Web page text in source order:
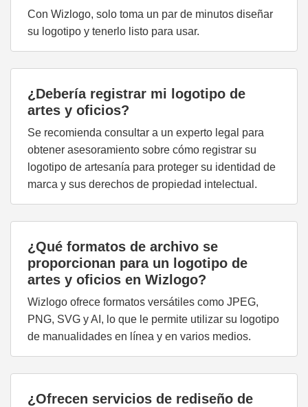
Con Wizlogo, solo toma un par de minutos diseñar
su logotipo y tenerlo listo para usar.
¿Debería registrar mi logotipo de
artes y oficios?
Se recomienda consultar a un experto legal para
obtener asesoramiento sobre cómo registrar su
logotipo de artesanía para proteger su identidad de
marca y sus derechos de propiedad intelectual.
¿Qué formatos de archivo se
proporcionan para un logotipo de
artes y oficios en Wizlogo?
Wizlogo ofrece formatos versátiles como JPEG,
PNG, SVG y AI, lo que le permite utilizar su logotipo
de manualidades en línea y en varios medios.
¿Ofrecen servicios de rediseño de